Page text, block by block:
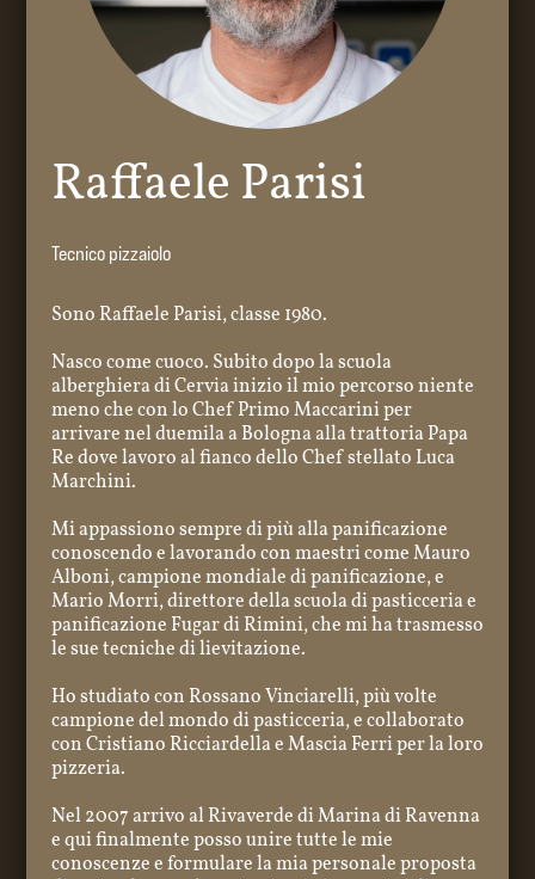
Raffaele Parisi
Tecnico pizzaiolo
Sono Raffaele Parisi, classe 1980.
Nasco come cuoco. Subito dopo la scuola
alberghiera di Cervia inizio il mio percorso niente
meno che con lo Chef Primo Maccarini per
arrivare nel duemila a Bologna alla trattoria Papa
Re dove lavoro al fianco dello Chef stellato Luca
Marchini.
Mi appassiono sempre di più alla panificazione
conoscendo e lavorando con maestri come Mauro
Alboni, campione mondiale di panificazione, e
Mario Morri, direttore della scuola di pasticceria e
panificazione Fugar di Rimini, che mi ha trasmesso
le sue tecniche di lievitazione.
Ho studiato con Rossano Vinciarelli, più volte
campione del mondo di pasticceria, e collaborato
con Cristiano Ricciardella e Mascia Ferri per la loro
pizzeria.
Nel 2007 arrivo al Rivaverde di Marina di Ravenna
e qui finalmente posso unire tutte le mie
conoscenze e formulare la mia personale proposta